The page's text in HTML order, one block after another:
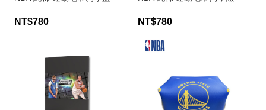
NT$780 NT$780